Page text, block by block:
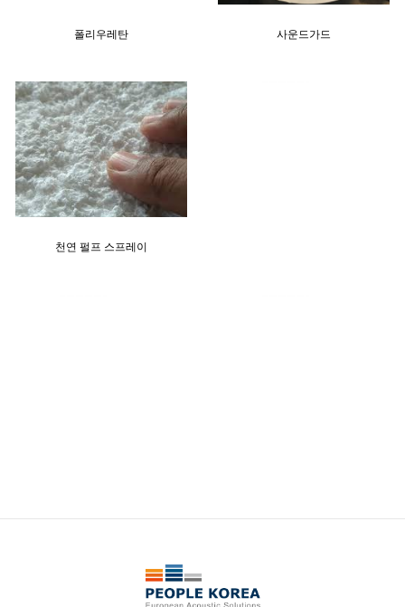
폴리우레탄 사운드가드
천연 펄프 스프레이